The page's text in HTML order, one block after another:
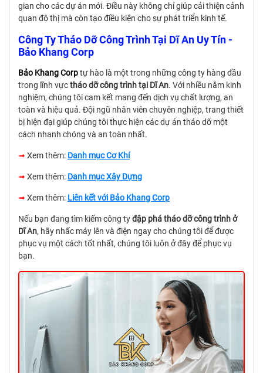
gian cho các dự án mới. Điều này không chỉ giúp cải thiện cảnh
quan đô thị mà còn tạo điều kiện cho sự phát triển kinh tế.
Công Ty Tháo Dỡ Công Trình Tại Dĩ An Uy Tín -
Bảo Khang Corp
Bảo Khang Corptự hào là một trong những công ty hàng đầu
trong lĩnh vựctháo dỡ công trình tại Dĩ An. Với nhiều năm kinh
nghiệm, chúng tôi cam kết mang đến dịch vụ chất lượng, an
toàn và hiệu quả. Đội ngũ nhân viên chuyên nghiệp, trang thiết
bị hiện đại giúp chúng tôi thực hiện các dự án tháo dỡ một
cách nhanh chóng và an toàn nhất.
➟ Xem thêm: Danh mục Cơ Khí
➟ Xem thêm: Danh mục Xây Dựng
➟ Xem thêm: Liên kết với Bảo Khang Corp
Nếu bạn đang tìm kiếm công tyđập phá tháo dỡ công trình ở
Dĩ An, hãy nhấc máy lên và điện ngay cho chúng tôi để được
phục vụ một cách tốt nhất, chúng tôi luôn ở đây để phục vụ
bạn.